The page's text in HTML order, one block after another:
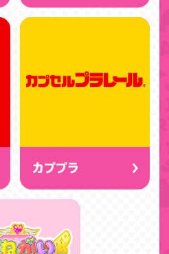
カププラ